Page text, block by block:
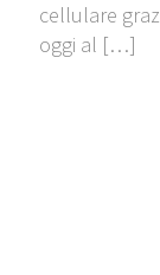
cellulare
oggi al […]